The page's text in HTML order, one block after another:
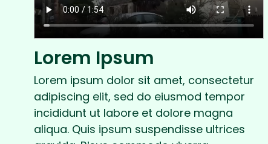
Lorem Ipsum
Lorem ipsum dolor sit amet, consectetur
adipiscing elit, sed do eiusmod tempor
incididunt ut labore et dolore magna
aliqua. Quis ipsum suspendisse ultrices